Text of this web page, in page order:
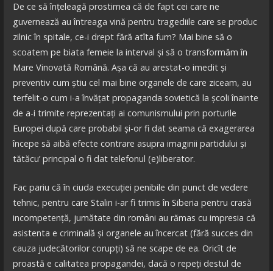
De ce să înțeleagă prostimea că de fapt cei care ne
guvernează au întreaga vină pentru tragediile care se produc
zilnic în spitale, ce-i drept fără atîta fum? Mai bine să o
scoatem pe biata femeie la interval și să o transformăm în
Mare Vinovată Română. Așa că au arestat-o imedit și
preventiv cum știu cel mai bine organele de care ziceam, au
terfelit-o cum i-a învățat propaganda sovietică la școli înainte
de a-i trimite reprezentați ai comunismului prin porturile
Europei după care probabil și-or fi dat seama că exagerarea
începe să aibă efecte contrare asupra imaginii partidului și
tătăcu’ principal o fi dat telefonul (e)liberator.
Fac pariu că în ciuda execuției penibile din punct de vedere
tehnic, pentru care Stalin i-ar fi trimis în Siberia pentru crasă
incompetență, jumătate din români au rămas cu impresia că
asistenta e criminală și organele au încercat (fără succes din
cauza judecătorilor corupți) să ne scape de ea. Oricît de
proastă e calitatea propagandei, dacă o repeți destul de